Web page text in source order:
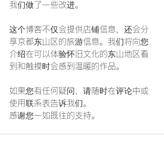
我们做了一些改进。
这个博客不仅会提供店铺信息，还会分
享京都东山区的旅游信息。我们将向您
介绍在可以体验怀旧文化的东山地区看
到和触摸时会感到温暖的作品。
如果您有任何疑问，请随时在评论中或
使用联系表告诉我们。
感谢您一如既往的支持。